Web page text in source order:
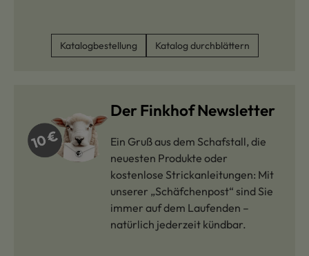
Katalogbestellung Katalog durchblättern
Der Finkhof Newsletter
Ein Gruß aus dem Schafstall, die
neuesten Produkte oder
kostenlose Strickanleitungen: Mit
unserer „Schäfchenpost“ sind Sie
immer auf dem Laufenden –
natürlich jederzeit kündbar.